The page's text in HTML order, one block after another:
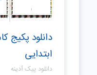
دانلود پکیج
ابتدایی
دانلود پیک آدینه